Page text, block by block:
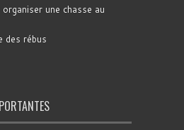
une chasse au
des rébus